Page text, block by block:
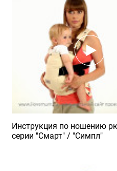
Инструкция по ношению
серии "Смарт" / "Симпл"